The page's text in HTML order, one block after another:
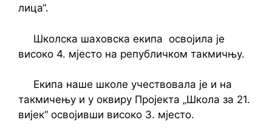
лица“.
Школска шаховска екипа освојила је
високо 4. мјесто на републичком такмичњу.
Екипа наше школе учествовала је и на
такмичењу и у оквиру Пројекта „Школа за 21.
вијек“ освојивши високо 3. мјесто.